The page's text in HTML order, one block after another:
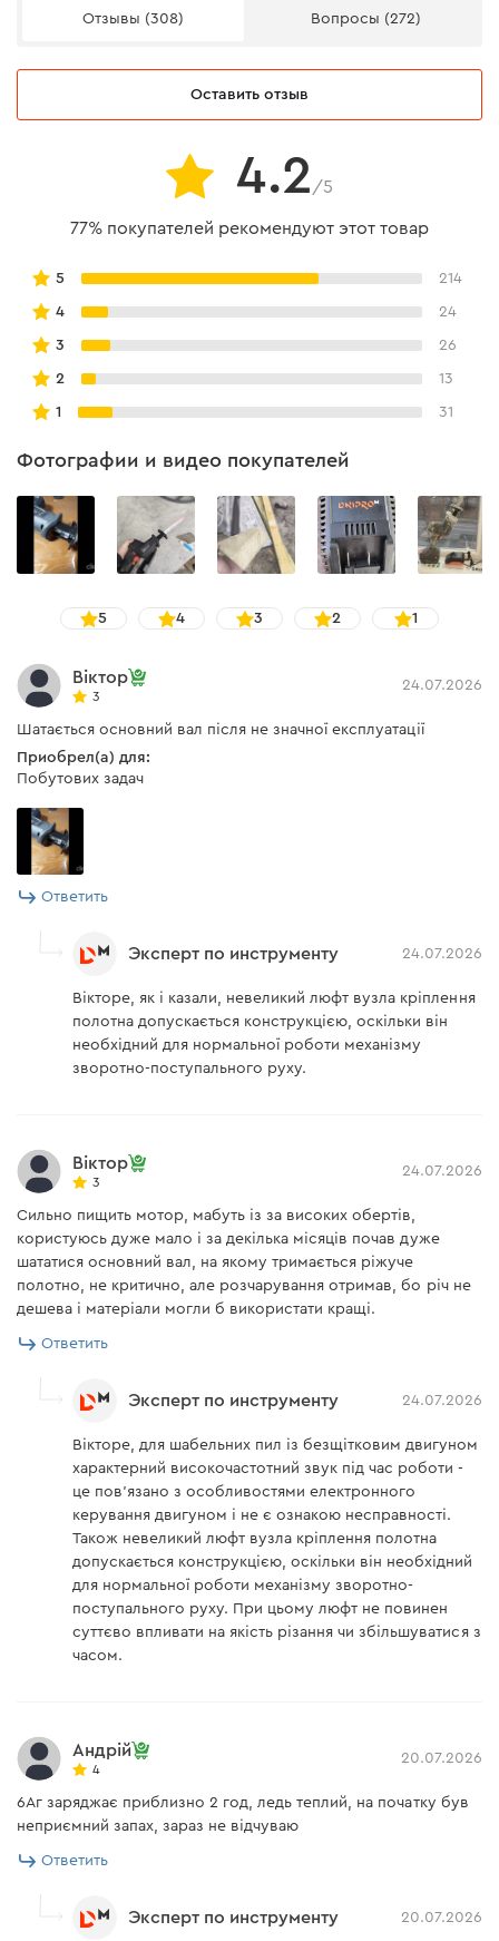
Индикатор заряда батареи
Защита от переразряда есть
замыкания
есть
Защита от перезаряда есть
Аккумуляторная сабельная пила Dnipro-M DRS-
201BC Compact (без АКБ и ЗУ)
Длина рабочего хода 26 мм
Глубина пропила: дерево 200 мм
Тип двигателя бесщеточный
Глубина пропилу:
газобетон
Глубина пропила: металл
Глубина пропила: пластик
Частота колебаний
Тип аккумулятора
Защита от случайного
включения
есть
Поддержка оборотов
Подсветка рабочей зоны есть
Маятниковый ход нет
Звуковое давление, LpA
Погрешность измерения
звукового давления, КpA
5
Акустическая мощность,
Погрешность измерения
акустической мощности,
Класс защиты IP X0
Поддержка частоты нет
Модель
Напряжение АКБ
Ток
Напряжение 20 В
Отзывы (308) Вопросы (272)
Оставить отзыв
4.2 /5
77% покупателей рекомендуют этот товар
5 214
4 24
3 26
2 13
1 31
Фотографии и видео покупателей
5 4 3 2 1
Віктор
3
24.07.2026
Шатається основний вал після не значної експлуатації
Приобрел(а) для:
Побутових задач
Ответить
Эксперт по инструменту 24.07.2026
Вікторе, як і казали, невеликий люфт вузла кріплення
полотна допускається конструкцією, оскільки він
необхідний для нормальної роботи механізму
зворотно-поступального руху.
Віктор
3
24.07.2026
Сильно пищить мотор, мабуть із за високих обертів,
користуюсь дуже мало і за декілька місяців почав дуже
шататися основний вал, на якому тримається ріжуче
полотно, не критично, але розчарування отримав, бо річ не
дешева і матеріали могли б використати кращі.
Ответить
Эксперт по инструменту 24.07.2026
Вікторе, для шабельних пил із безщітковим двигуном
характерний високочастотний звук під час роботи -
це пов'язано з особливостями електронного
керування двигуном і не є ознакою несправності.
Також невеликий люфт вузла кріплення полотна
допускається конструкцією, оскільки він необхідний
для нормальної роботи механізму зворотно-
поступального руху. При цьому люфт не повинен
суттєво впливати на якість різання чи збільшуватися з
часом.
Андрій
4
20.07.2026
6Аг заряджає приблизно 2 год, ледь теплий, на початку був
неприємний запах, зараз не відчуваю
Ответить
Эксперт по инструменту 20.07.2026